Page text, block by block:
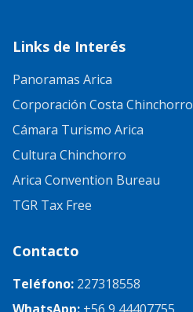
Links de Interés
Panoramas Arica
Corporación Costa Chinchorro
Cámara Turismo Arica
Cultura Chinchorro
Arica Convention Bureau
TGR Tax Free
Contacto
Teléfono: 227318558